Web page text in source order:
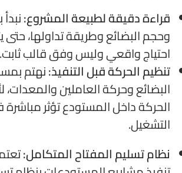
قراءة دقيقة لطبيعة المشروع:
وحجم البضائع وطريقة تداولها، حتى
احتياج واقعي وليس وفق قالب ثابت.
تنظيم الحركة قبل التنفيذ:نهتم
البضائع وحركة العاملين
الحركة داخل المستودع تؤثر
التشغيل.
نظام تسليم المفتاح المتكامل: